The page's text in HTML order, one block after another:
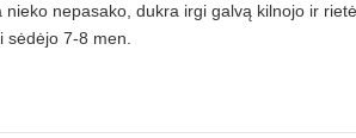
nieko nepasako, dukra irgi galvą kilnojo ir
sėdėjo 7-8 men.